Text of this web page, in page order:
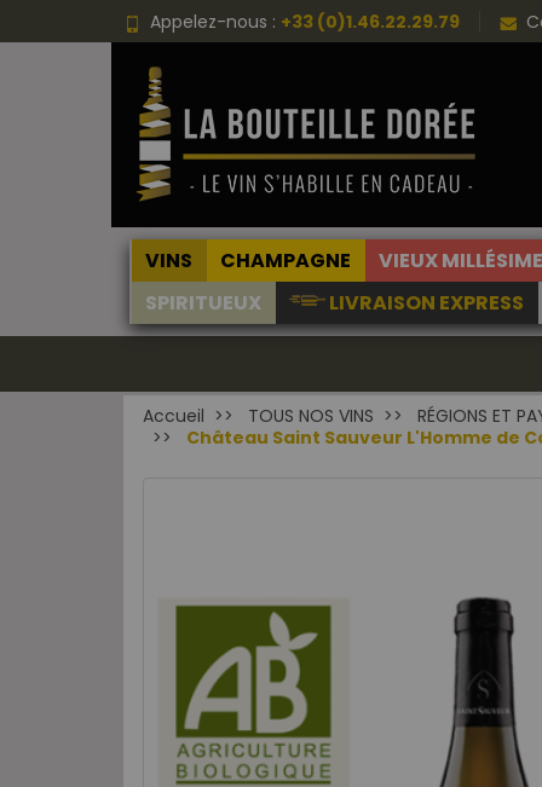
Appelez-nous : +33 (0)1.46.22.29.79
VINS CHAMPAGNE VIEUX
SPIRITUEUX
LIVRAISON EXPRESS
Accueil TOUS NOS VINS RÉGIONS ET
Château Saint Sauveur L'Homme de